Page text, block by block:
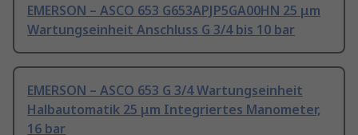
EMERSON – ASCO 653 G653APJP5GA00HN 25 μm
Wartungseinheit Anschluss G 3/4 bis 10 bar
EMERSON – ASCO 653 G 3/4 Wartungseinheit
Halbautomatik 25 μm Integriertes Manometer,
16 bar